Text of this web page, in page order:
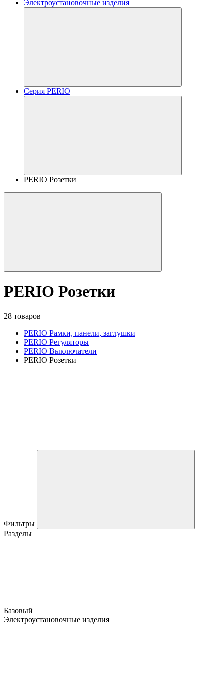
Электроустановочные изделия
Серия PERIO
PERIO Розетки
PERIO Розетки
28 товаров
PERIO Рамки, панели, заглушки
PERIO Регуляторы
PERIO Выключатели
PERIO Розетки
Фильтры
Разделы
Базовый
Электроустановочные изделия